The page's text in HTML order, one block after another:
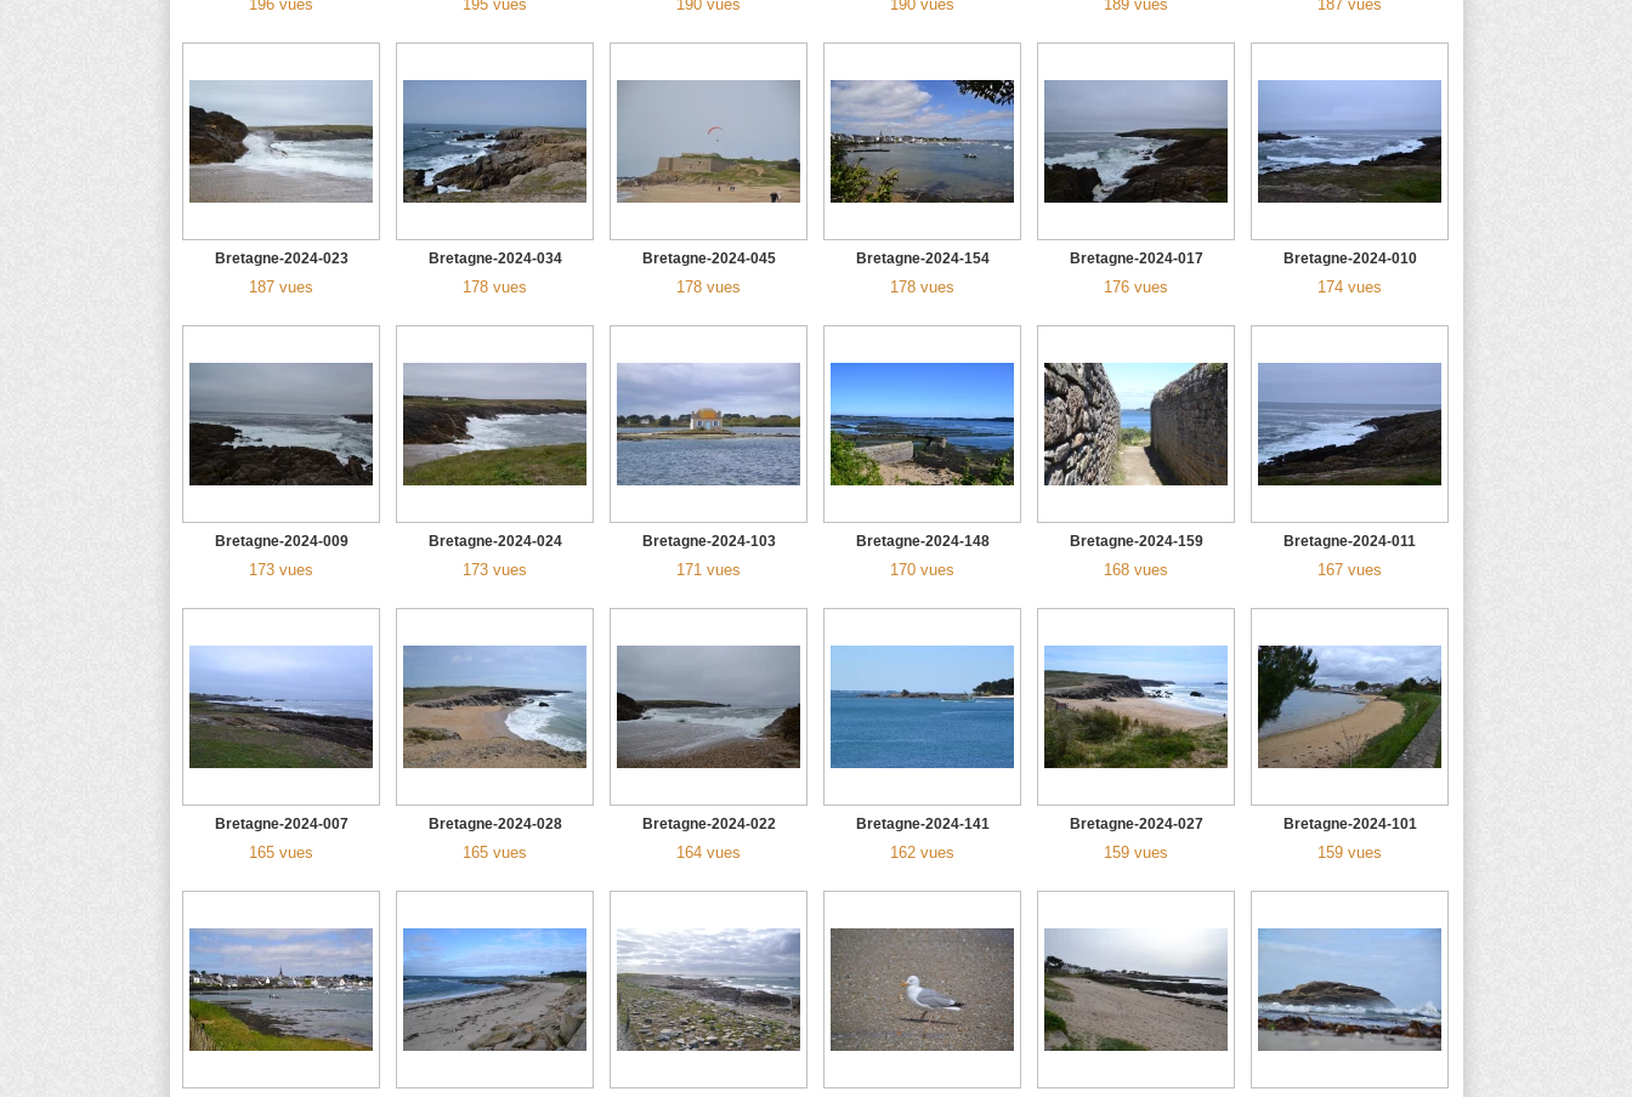
196 vues 195 vues 190 vues 190 vues 189 vues 187 vues
Bretagne-2024-023
187 vues
Bretagne-2024-034
178 vues
Bretagne-2024-045
178 vues
Bretagne-2024-154
178 vues
Bretagne-2024-017
176 vues
Bretagne-2024-010
174 vues
Bretagne-2024-009
173 vues
Bretagne-2024-024
173 vues
Bretagne-2024-103
171 vues
Bretagne-2024-148
170 vues
Bretagne-2024-159
168 vues
Bretagne-2024-011
167 vues
Bretagne-2024-007
165 vues
Bretagne-2024-028
165 vues
Bretagne-2024-022
164 vues
Bretagne-2024-141
162 vues
Bretagne-2024-027
159 vues
Bretagne-2024-101
159 vues